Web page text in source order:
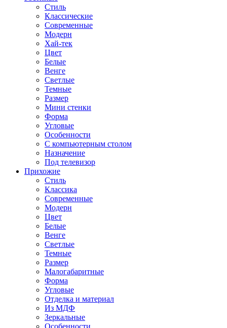
Стиль
Классические
Современные
Модерн
Хай-тек
Цвет
Белые
Венге
Светлые
Темные
Размер
Мини стенки
Форма
Угловые
Особенности
С компьютерным столом
Назначение
Под телевизор
Прихожие
Стиль
Классика
Современные
Модерн
Цвет
Белые
Венге
Светлые
Темные
Размер
Малогабаритные
Форма
Угловые
Отделка и материал
Из МДФ
Зеркальные
Особенности